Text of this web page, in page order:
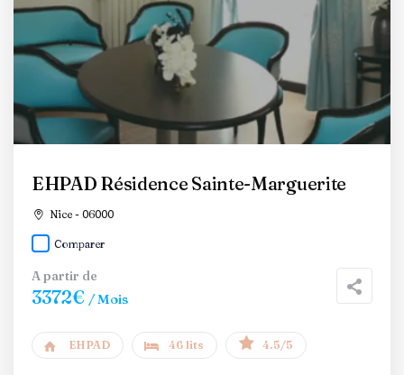
EHPAD Résidence Sainte-Marguerite
Nice - 06000
Comparer
A partir de
3372€ / Mois
EHPAD 46 lits 4.5/5